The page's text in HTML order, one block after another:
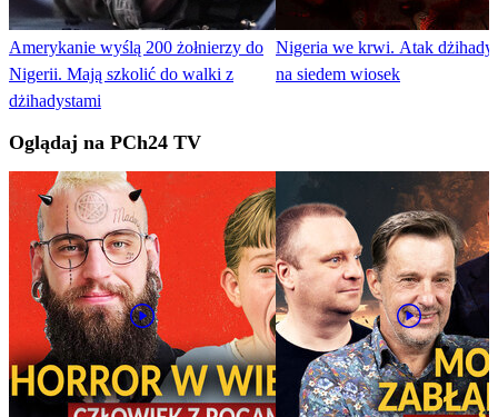
Amerykanie wyślą 200 żołnierzy do
Nigerii. Mają szkolić do walki z
dżihadystami
Nigeria we krwi. Atak
na siedem wiosek
Oglądaj na PCh24 TV